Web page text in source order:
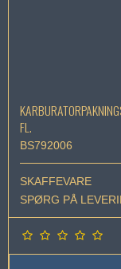
FL.
BS792006
SKAFFEVARE
SPØRG PÅ